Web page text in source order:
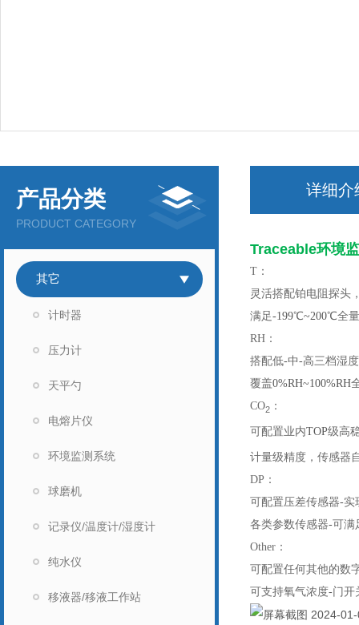
产品分类
PRODUCT CATEGORY
其它
计时器
压力计
天平勺
电熔片仪
环境监测系统
球磨机
记录仪/温度计/湿度计
纯水仪
移液器/移液工作站
详细介
Traceable环境
T ：
灵活搭配铂电阻探头
满足-199℃~200℃全量
RH ：
搭配低-中-高三档湿
覆盖0%RH~100%RH
CO2 ：
可配置业内TOP级高
计量级精度，传感器
DP ：
可配置压差传感器-实
各类参数传感器-可满
Other ：
可配置任何其他的数
可支持氧气浓度-门开